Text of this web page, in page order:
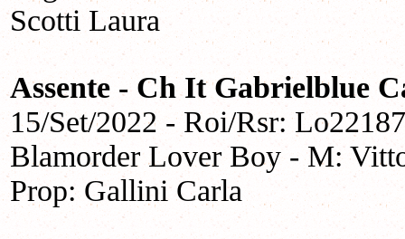
Scotti Laura
Assente- Ch It Gabrielblue
15/Set/2022 - Roi/Rsr:
Blamorder Lover Boy - M:
Prop: Gallini Carla